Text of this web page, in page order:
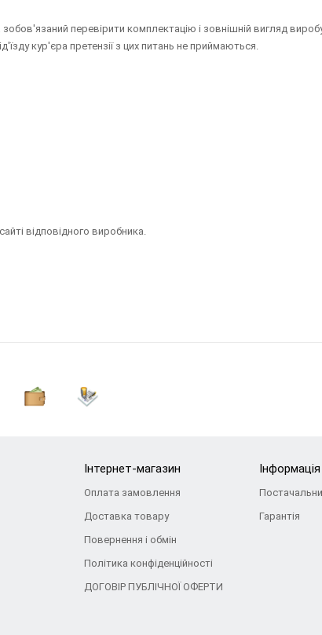
перевірити комплектацію і зовнішній вигляд
кур'єра претензії з цих питань не приймаються.
відповідного виробника.
Інтернет-магазин
Оплата замовлення
Доставка товару
Повернення і обмін
Політика конфіденційності
ДОГОВІР ПУБЛІЧНОЇ ОФЕРТИ
Інформація
Гарантія